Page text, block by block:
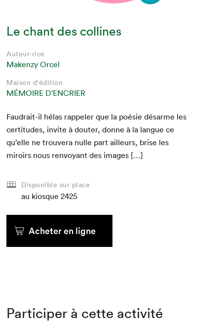
Le chant des collines
Auteur·rice
Makenzy Orcel
Maison d'édition
MÉMOIRE D'ENCRIER
Faudrait-il hélas rap­pel­er que la poésie désarme les
cer­ti­tudes, invite à douter, donne à la langue ce
qu’elle ne trou­vera nulle part ailleurs, brise les
miroirs nous ren­voy­ant des images […]
Disponible sur place
au kiosque 2425
Acheter en ligne
Participer à cette activité